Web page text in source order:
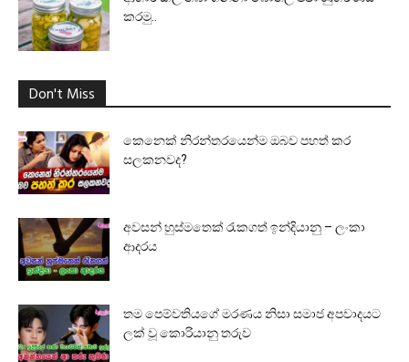
කරමු..
Don't Miss
කෙනෙක් නිරන්තරයෙන්ම ඔබව පහත් කර
සලකනවද?
අවසන් හුස්මතෙක් රැකගත් ඉන්දියානු – ලංකා
ආදරය
තම පෙම්වතියගේ මරණය නිසා සමාජ අපවාදයට
ලක් වූ කොරියානු තරුව